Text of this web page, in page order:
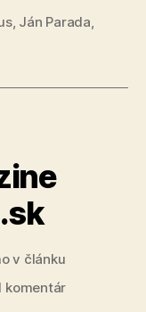
, Ján Parada,
v článku
komentárna